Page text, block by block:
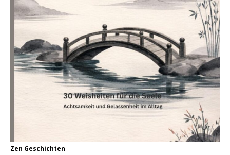
Zen Geschichten